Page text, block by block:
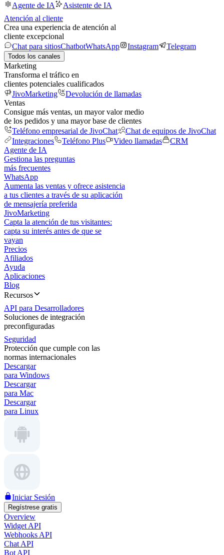
Agente de IA
Asistente de IA
Atención al cliente
Crea una experiencia de atención al
cliente excepcional
Chat para sitiosChatbotWhatsApp Instagram Telegram
Todos los canales
Marketing
Transforma el tráfico en
clientes potenciales cualificados
JivoMarketing
Devolución de llamadas
Ventas
Consigue más ventas, un mayor valor medio
de los pedidos y una mayor base de clientes
Teléfono empresarial de JivoChat
Chat de equipos de JivoChat
Integraciones
Teléfono Plus Video llamadas
CRM
Agente de IA
Gestiona las preguntas
más frecuentes
WhatsApp
Aumenta las ventas y ofrece asistencia
a tus clientes a través de su aplicación
de mensajería preferida
JivoMarketing
Capta la atención de tus visitantes:
capta su interés antes de que se
vayan
Precios
Afiliados
Ayuda
Aplicaciones
Blog
Recursos
API para Desarrolladores
Soluciones de integración
preconfiguradas
Seguridad
Protección que cumple con las
normas internacionales
Descargar
para Windows
Descargar
para Mac
Descargar
para Linux
Iniciar Sesión
Regístrese gratis
Overview
Widget API
Webhooks API
Chat API
Bot API